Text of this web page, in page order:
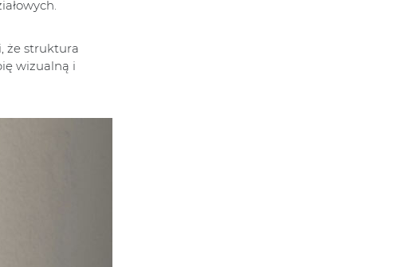
że struktura
wizualną i